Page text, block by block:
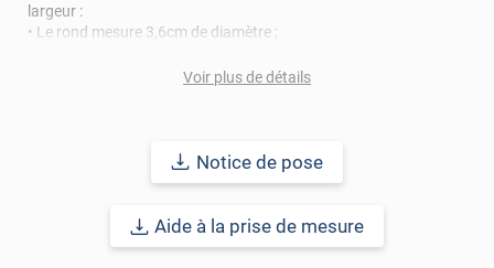
largeur :
• Le rond mesure 3,6cm de diamètre ;
• Le coeur mesure 8,6cm de hauteur et 7,5cm de largeur ;
• La glace mesure 13c de hauteur et 6,7cm de largeur ;
• Le rectangle avec le serpent mesure 14cm de hauteur et 7,5cm
Réussir sa pose: Avant d'appliquer votre film décoratif pour
Voir plus de détails
Notice de pose
Aide à la prise de mesure